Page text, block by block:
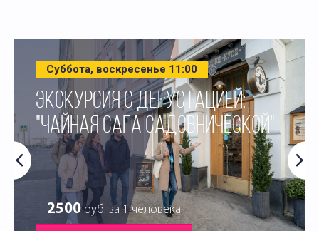
Суббота, воскресенье 11:00
ЭКСКУРСИЯ С ДЕГУСТАЦИЕЙ:
"ЧАЙНАЯ САГА САДОВНИЧЕСКОЙ"
2500руб. за 1 человека